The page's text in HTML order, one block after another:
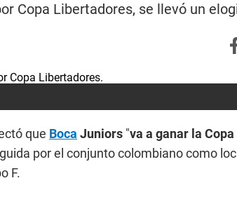
Copa Libertadores, se llevó un
que Boca Juniors "va a ganar la Copa
por el conjunto colombiano como
F.